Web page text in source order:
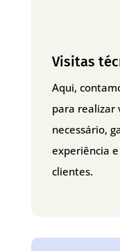
Visitas
Aqui,
para realizar
necessário,
experiência
clientes.